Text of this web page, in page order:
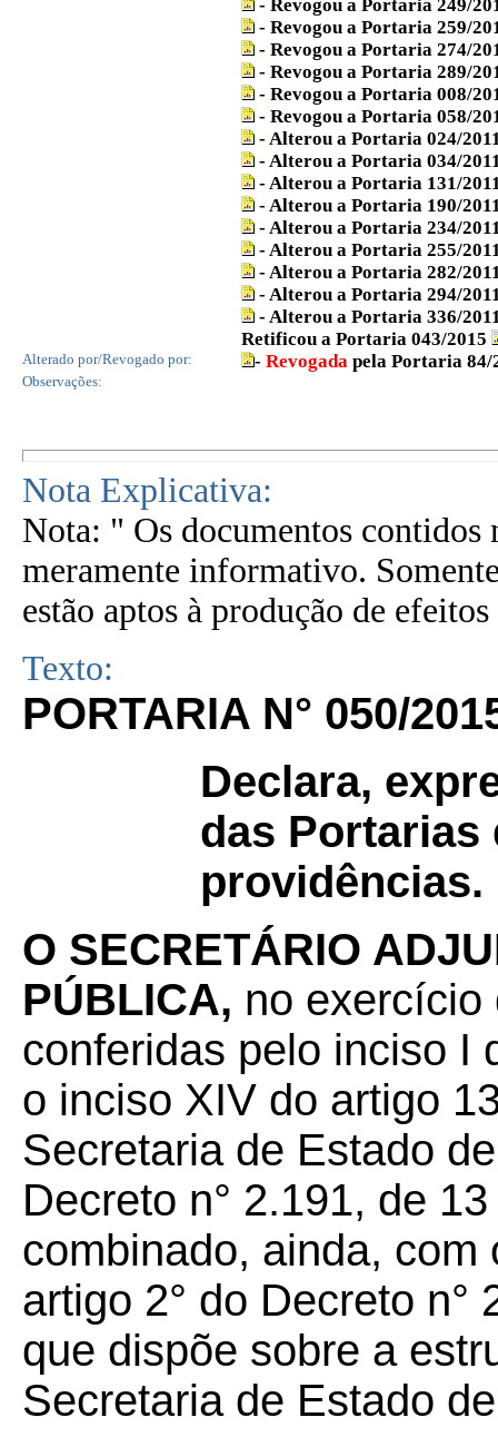
- Revogou a Portaria 249/
- Revogou a Portaria 259/
- Revogou a Portaria 274/
- Revogou a Portaria 289/
- Revogou a Portaria 008/
- Revogou a Portaria 058/
- Alterou a Portaria 024/
- Alterou a Portaria 034/
- Alterou a Portaria 131/
- Alterou a Portaria 190/
- Alterou a Portaria 234/
- Alterou a Portaria 255/
- Alterou a Portaria 282/
- Alterou a Portaria 294/
- Alterou a Portaria 336/
Retificou a Portaria 043/2015
Alterado por/Revogado por: - Revogada pela Portaria 84/
Observações:
Nota Explicativa:
Nota: " Os documentos contidos
meramente informativo.
estão aptos à produção de
Texto:
PORTARIA N° 050/
Declara,
das Portarias
providências.
O SECRETÁRIO
PÚBLICA, no exercício
conferidas pelo inciso I
o inciso XIV do artigo
Secretaria de Estado
Decreto n° 2.191, de
combinado, ainda,
artigo 2° do Decreto n°
que dispõe sobre a
Secretaria de Estado